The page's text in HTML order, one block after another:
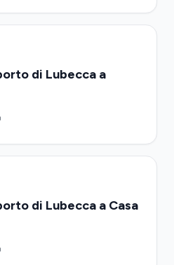
di Lubecca a
di Lubecca a Casa